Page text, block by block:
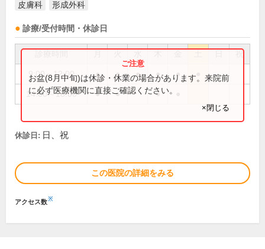
皮膚科 形成外科
診療/受付時間・休診日
祝
9:00～12:00 ● ● ● ● ●
14:00～18:00 ● ● ●
お盆(8月中旬)は休診・休業の場合があります。来院前
に必ず医療機関に直接ご確認ください。
×閉じる
休診日: 日、祝
この医院の詳細をみる
アクセス数※